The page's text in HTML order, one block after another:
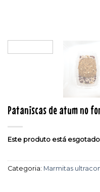
Pataniscas de atum no
Este produto está
Categoria: Marmitas